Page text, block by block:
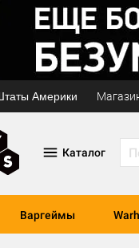
Америки
Каталог
Варгеймы